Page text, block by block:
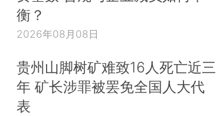
衡？
2026年08月08日
贵州山脚树矿难致16人死亡近三
年 矿长涉罪被罢免全国人大代
表